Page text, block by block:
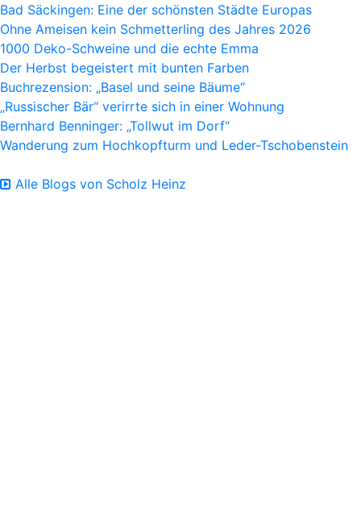
Bad Säckingen: Eine der schönsten Städte Europas
Ohne Ameisen kein Schmetterling des Jahres 2026
1000 Deko-Schweine und die echte Emma
Der Herbst begeistert mit bunten Farben
Buchrezension: „Basel und seine Bäume“
„Russischer Bär“ verirrte sich in einer Wohnung
Bernhard Benninger: „Tollwut im Dorf“
Wanderung zum Hochkopfturm und Leder-Tschobenstein
Alle Blogs von Scholz Heinz